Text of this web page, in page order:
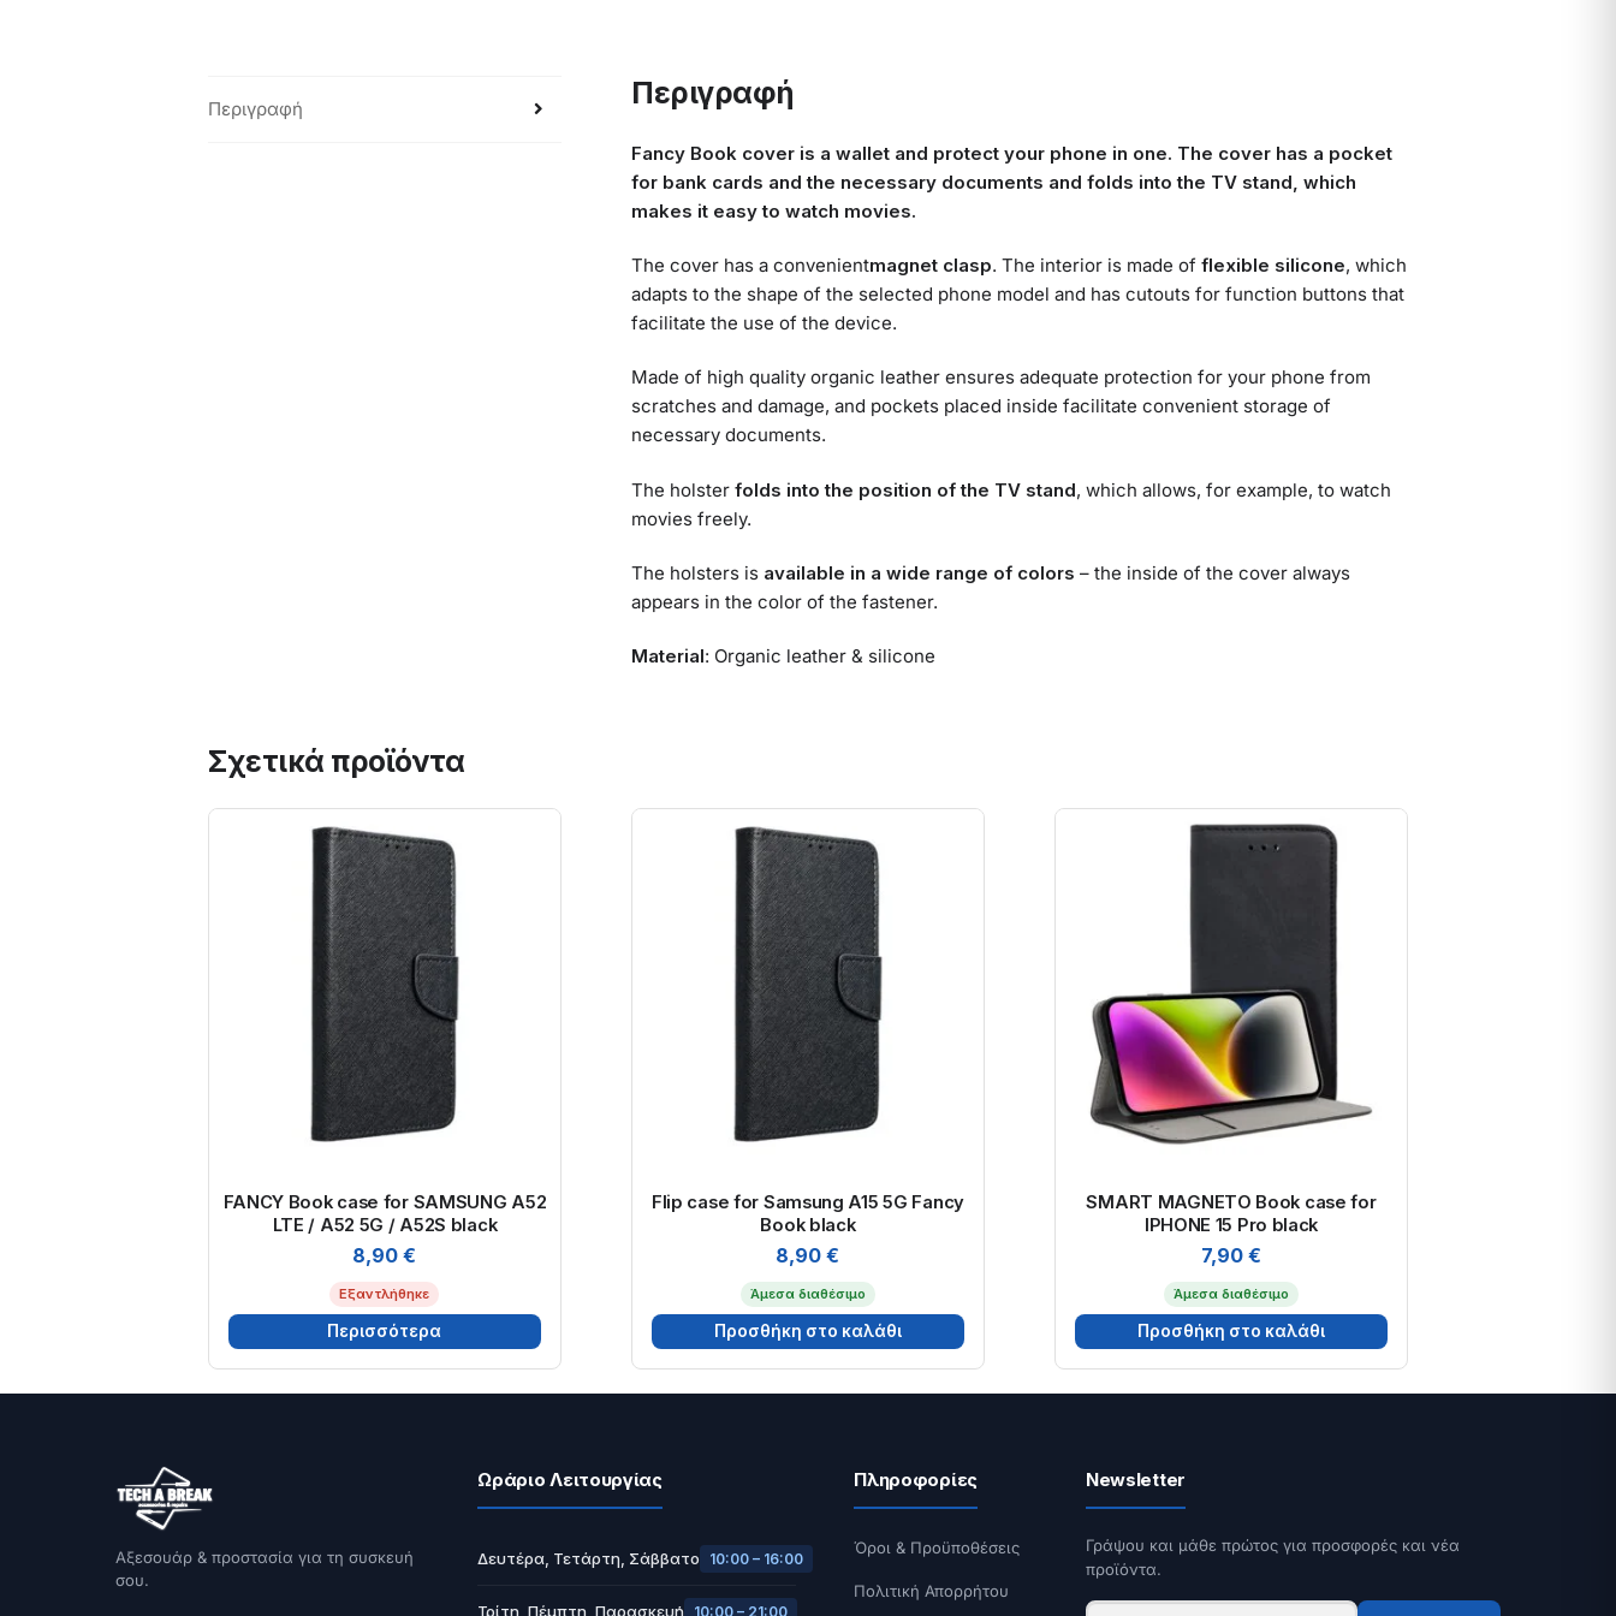
Περιγραφή Περιγραφή
Fancy Book cover is a wallet and protect your phone in one. The cover has a pocket
for bank cards and the necessary documents and folds into the TV stand, which
makes it easy to watch movies.
The cover has a convenientmagnet clasp. The interior is made offlexible silicone, which
adapts to the shape of the selected phone model and has cutouts for function buttons that
facilitate the use of the device.
Made of high quality organic leather ensures adequate protection for your phone from
scratches and damage, and pockets placed inside facilitate convenient storage of
necessary documents.
The holsterfolds into the position of the TV stand, which allows, for example, to watch
movies freely.
The holsters is available in a wide range of colors – the inside of the cover always
appears in the color of the fastener.
Material: Organic leather & silicone
Σχετικά προϊόντα
FANCY Book case for SAMSUNG A52
LTE / A52 5G / A52S black
8,90€
Εξαντλήθηκε
Περισσότερα
Flip case for Samsung A15 5G Fancy
Book black
8,90€
Άμεσα διαθέσιμο
Προσθήκη στο καλάθι
SMART MAGNETO Book case for
IPHONE 15 Pro black
7,90 €
Άμεσα διαθέσιμο
Προσθήκη στο καλάθι
Αξεσουάρ & προστασία για τη συσκευή
σου.
Ωράριο Λειτουργίας
Δευτέρα, Τετάρτη, Σάββατο 10:00 – 16:00
Τρίτη, Πέμπτη, Παρασκευή 10:00 – 21:00
Πληροφορίες
Όροι & Προϋποθέσεις
Πολιτική Απορρήτου
Newsletter
Γράψου και μάθε πρώτος για προσφορές και νέα
προϊόντα.